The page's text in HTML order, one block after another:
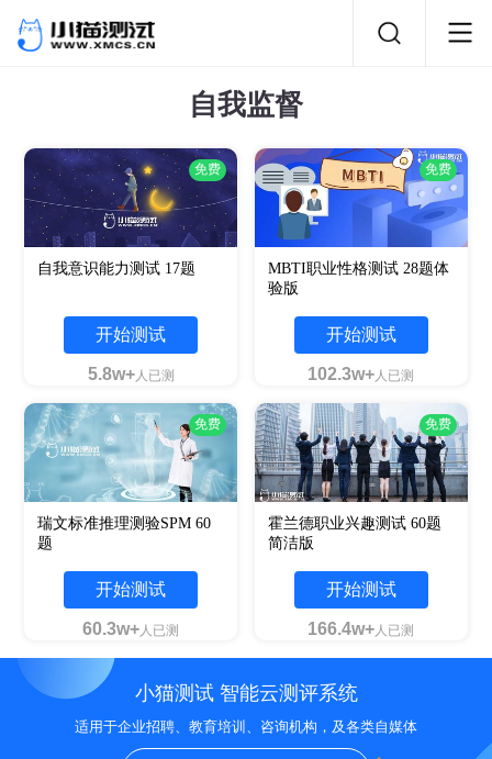
自我监督
免费
自我意识能力测试 17题
开始测试
5.8w+人已测
免费
MBTI职业性格测试 28题体
验版
开始测试
102.3w+人已测
免费
瑞文标准推理测验SPM 60
题
开始测试
60.3w+人已测
免费
霍兰德职业兴趣测试 60题
简洁版
开始测试
166.4w+人已测
小猫测试 智能云测评系统
适用于企业招聘、教育培训、咨询机构，及各类自媒体